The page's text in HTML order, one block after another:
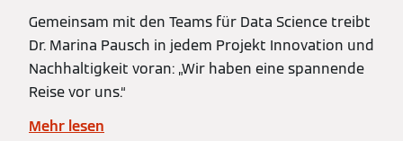
Gemeinsam mit den Teams für Data Science treibt
Dr. Marina Pausch in jedem Projekt Innovation und
Nachhaltigkeit voran: „Wir haben eine spannende
Reise vor uns.“
Mehr lesen